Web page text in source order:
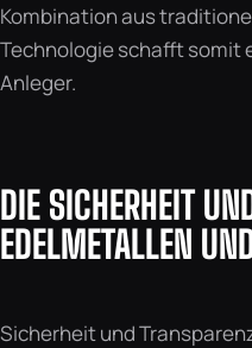
Kombination aus
Technologie schafft somit
Anleger.
DIE SICHERHEIT
EDELMETALLEN
Sicherheit und